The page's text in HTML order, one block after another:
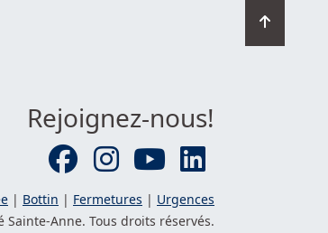
en
Rejoignez-nous!
| Bottin | Fermetures | Urgences
Sainte-Anne. Tous droits réservés.